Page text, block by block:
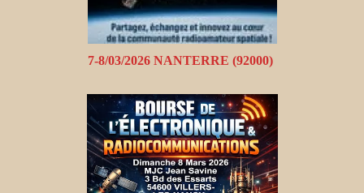
7-8/03/2026 NANTERRE (92000)